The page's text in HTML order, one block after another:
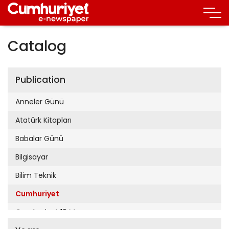
Catalog
Publication
Anneler Günü
Atatürk Kitapları
Babalar Günü
Bilgisayar
Bilim Teknik
Cumhuriyet
Cumhuriyet 19 Mayıs